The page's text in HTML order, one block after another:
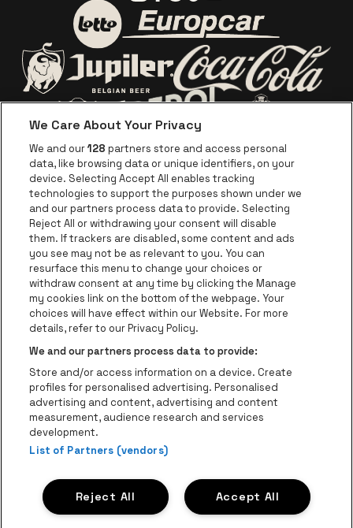
Visitez le site de Lotto
Visitez le site de
Visitez le site de Jupiler Visitez le site de
Visitez le site de Red Bull
Visitez le site de Le logo de
Visitez le site de Le logo Jameson en
Visitez le site de CrokyVisitez le site de Bruzz
Visitez le site de Le SoirVisitez le site de
Visitez le site de Radio
Forest National fait partie de be•at
Forest National
Avenue Victor Rousseau 208, 1190 Forest
Be-At Venues
Schijnpoortweg 119, 2170 Anvers
BTW (BE) 0461.051.688 - RPR Antwerpen
BNP Paribas Fortis - IBAN: BE93 2200 4925 0067 - BIC:
GEBABEBB
ProclaimerCookiesManage my cookiesPrivacy
We Care About Your Privacy
We and our128 partners store and access personal
data, like browsing data or unique identifiers, on your
device. Selecting Accept All enables tracking
technologies to support the purposes shown under we
and our partners process data to provide. Selecting
Reject All or withdrawing your consent will disable
them. If trackers are disabled, some content and ads
you see may not be as relevant to you. You can
resurface this menu to change your choices or
withdraw consent at any time by clicking the Manage
my cookies link on the bottom of the webpage. Your
choices will have effect within our Website. For more
details, refer to our Privacy Policy.
We and our partners process data to provide:
Store and/or access information on a device. Create
profiles for personalised advertising. Personalised
advertising and content, advertising and content
measurement, audience research and services
development.
List of Partners (vendors)
Accept All
Reject All